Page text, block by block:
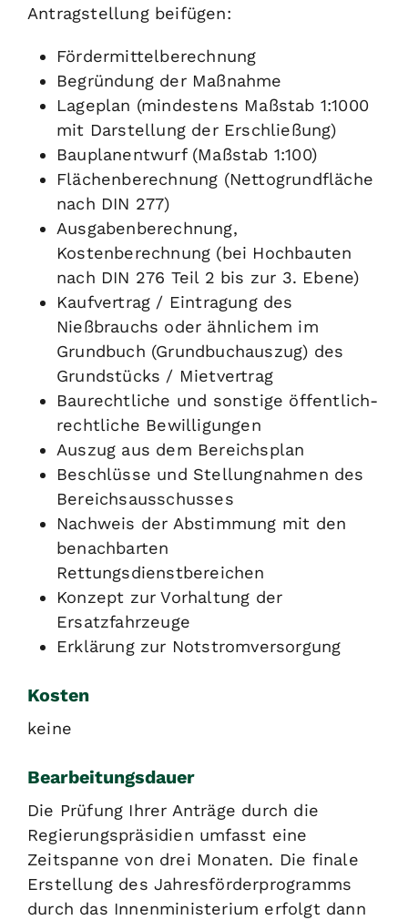
Antragstellung beifügen:
Fördermittelberechnung
Begründung der Maßnahme
Lageplan (mindestens Maßstab 1:1000
mit Darstellung der Erschließung)
Bauplanentwurf (Maßstab 1:100)
Flächenberechnung (Nettogrundfläche
nach DIN 277)
Ausgabenberechnung,
Kostenberechnung (bei Hochbauten
nach DIN 276 Teil 2 bis zur 3. Ebene)
Kaufvertrag / Eintragung des
Nießbrauchs oder ähnlichem im
Grundbuch (Grundbuchauszug) des
Grundstücks / Mietvertrag
Baurechtliche und sonstige öffentlich-
rechtliche Bewilligungen
Auszug aus dem Bereichsplan
Beschlüsse und Stellungnahmen des
Bereichsausschusses
Nachweis der Abstimmung mit den
benachbarten
Rettungsdienstbereichen
Konzept zur Vorhaltung der
Ersatzfahrzeuge
Erklärung zur Notstromversorgung
Kosten
keine
Bearbeitungsdauer
Die Prüfung Ihrer Anträge durch die
Regierungspräsidien umfasst eine
Zeitspanne von drei Monaten. Die finale
Erstellung des Jahresförderprogramms
durch das Innenministerium erfolgt dann